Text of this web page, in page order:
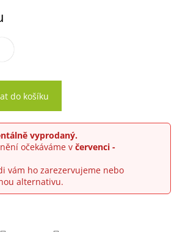
do košíku
vyprodaný.
očekáváme včervenci -
vám ho zarezervujeme nebo
alternativu.